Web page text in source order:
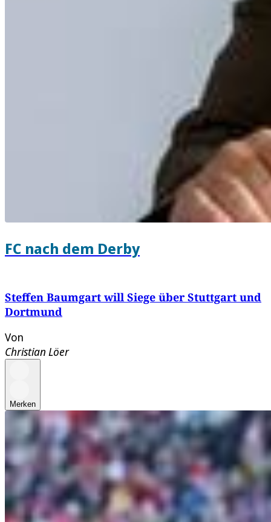
FC nach dem Derby
Steffen Baumgart will Siege über Stuttgart und
Dortmund
Von
Christian Löer
Merken